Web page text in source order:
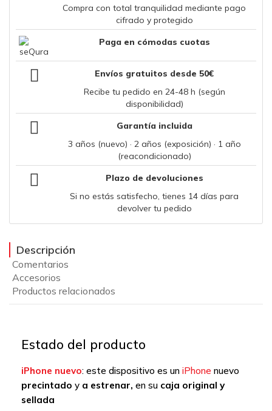
Compra con total tranquilidad mediante pago
cifrado y protegido
Paga en cómodas cuotas
Envíos gratuitos desde 50€
Recibe tu pedido en 24-48 h (según
disponibilidad)
Garantía incluida
3 años (nuevo) · 2 años (exposición) · 1 año
(reacondicionado)
Plazo de devoluciones
Si no estás satisfecho, tienes 14 días para
devolver tu pedido
Descripción
Comentarios
Accesorios
Productos relacionados
Estado del producto
iPhone nuevo: este dispositivo es un iPhone nuevo
precintado y a estrenar, en su caja original y
sellada